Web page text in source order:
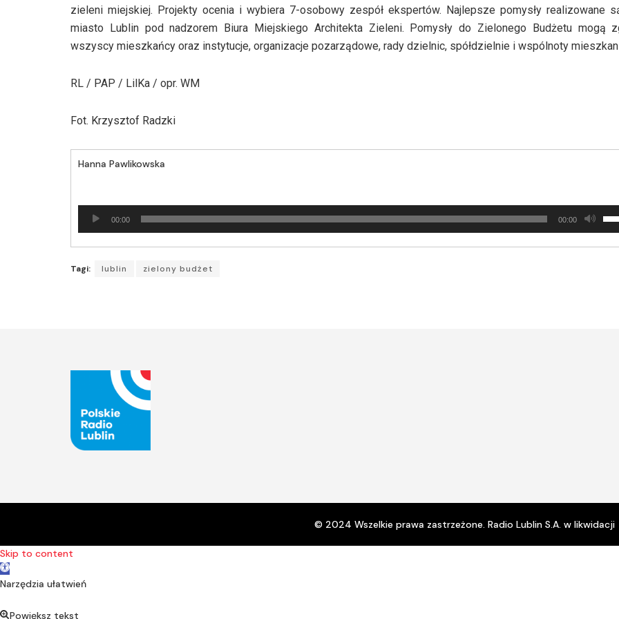
zieleni miejskiej. Projekty ocenia i wybiera 7-osobowy zespół ekspertów. Najlepsze pomysły realizowane
miasto Lublin pod nadzorem Biura Miejskiego Architekta Zieleni. Pomysły do Zielonego Budżetu mogą
wszyscy mieszkańcy oraz instytucje, organizacje pozarządowe, rady dzielnic, spółdzielnie i wspólnoty
RL / PAP / LilKa / opr. WM
Fot. Krzysztof Radzki
Hanna Pawlikowska
plików
00:00 00:00
Tagi: lublin zielony budżet
© 2024 Wszelkie prawa zastrzeżone. Radio Lublin S.A. w likwidacji
Skip to content
Open toolbar
Narzędzia ułatwień
Powiększ tekst